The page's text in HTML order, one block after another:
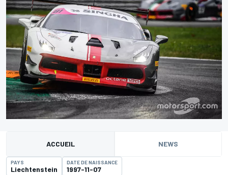
ACCUEIL NEWS
PAYS
Liechtenstein
DATE DE NAISSANCE
1997-11-07